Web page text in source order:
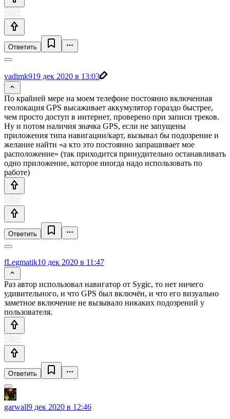
Ответить
vadimk919 дек 2020 в 13:03
По крайней мере на моем телефоне постоянно включенная
геолокация GPS высаживает аккумулятор гораздо быстрее,
чем просто доступ в интернет, проверено при записи треков.
Ну и потом наличия значка GPS, если не запущены
приложения типа навигации/карт, вызывал бы подозрение и
желание найти «а кто это постоянно запрашивает мое
расположение» (так приходится принудительно останавливать
одно приложение, которое иногда надо использовать по
работе)
Ответить
fLegmatik10 дек 2020 в 11:47
Раз автор использовал навигатор от Sygic, то нет ничего
удивительного, и что GPS был включён, и что его визуально
заметное включение не вызывало никаких подозрений у
пользователя.
Ответить
garwall9 дек 2020 в 12:46